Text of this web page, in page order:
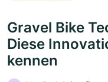
Gravel Bike
Diese
kennen